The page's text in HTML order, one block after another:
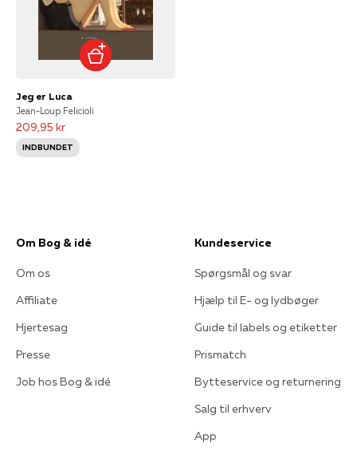
Jeg er Luca
Jean-Loup Felicioli
209,95 kr
INDBUNDET
Om Bog & idé
Om os
Affiliate
Hjertesag
Presse
Job hos Bog & idé
Kundeservice
Spørgsmål og svar
Hjælp til E- og lydbøger
Guide til labels og etiketter
Prismatch
Bytteservice og returnering
Salg til erhverv
App